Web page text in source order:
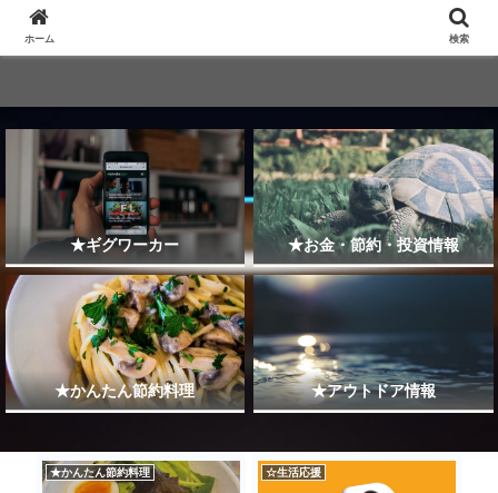
★ギグワーカー ★お金・節約・投資情報
★かんたん節約料理 ★アウトドア情報
★かんたん節約料理 ☆生活応援
ホーム 検索